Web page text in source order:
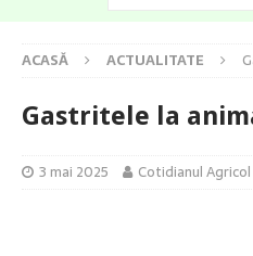
ACASĂ ACTUALITATE
Gastritele la
3 mai 2025 Cotidianul Agricol